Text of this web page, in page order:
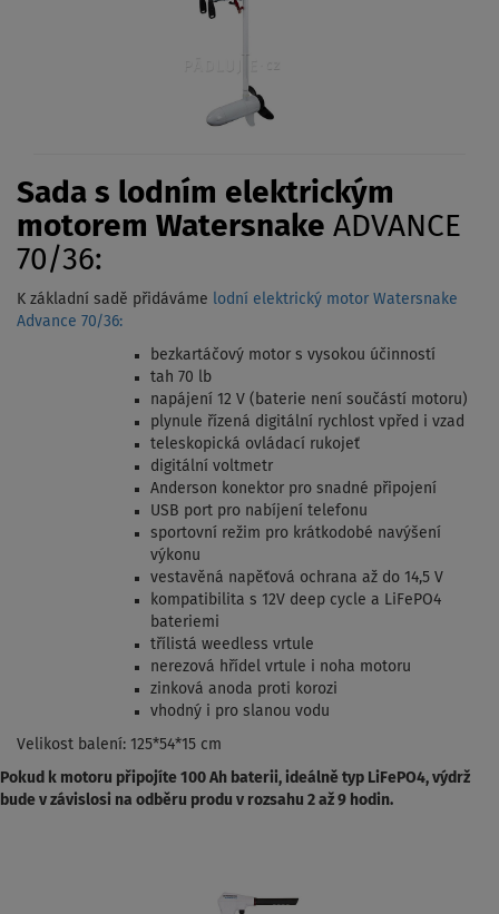
Sada s lodním elektrickým
motorem Watersnake ADVANCE
70/36:
K základní sadě přidáváme lodní elektrický motor Watersnake
Advance 70/36:
bezkartáčový motor s vysokou účinností
tah 70 lb
napájení 12 V (baterie není součástí motoru)
plynule řízená digitální rychlost vpřed i vzad
teleskopická ovládací rukojeť
digitální voltmetr
Anderson konektor pro snadné připojení
USB port pro nabíjení telefonu
sportovní režim pro krátkodobé navýšení
výkonu
vestavěná napěťová ochrana až do 14,5 V
kompatibilita s 12V deep cycle a LiFePO4
bateriemi
třílistá weedless vrtule
nerezová hřídel vrtule i noha motoru
zinková anoda proti korozi
vhodný i pro slanou vodu
Velikost balení: 125*54*15 cm
Pokud k motoru připojíte 100 Ah baterii, ideálně typ LiFePO4, výdrž
bude v závislosi na odběru produ v rozsahu 2 až 9 hodin.